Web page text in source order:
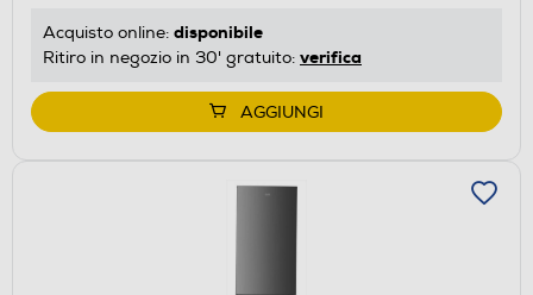
energetico
Youreko.
Acquisto online: disponibile
Ritiro in negozio in 30' gratuito: verifica
AGGIUNGI